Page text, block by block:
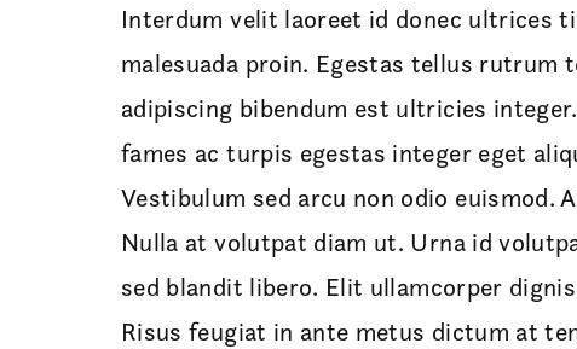
Interdum velit laoreet id donec ultrices
malesuada proin. Egestas tellus
adipiscing bibendum est ultricies
fames ac turpis egestas integer eget
Vestibulum sed arcu non odio euismod.
Nulla at volutpat diam ut. Urna id
sed blandit libero. Elit ullamcorper
Risus feugiat in ante metus dictum at